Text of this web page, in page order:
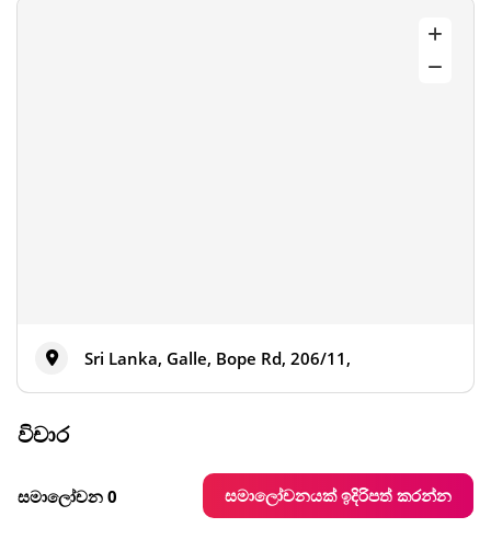
Sri Lanka, Galle, Bope Rd, 206/11,
විචාර
සමාලෝචන 0 සමාලෝචනයක් ඉදිරිපත් කරන්න